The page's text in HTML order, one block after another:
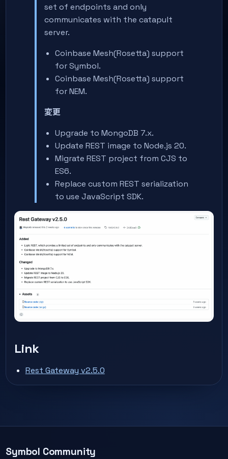
set of endpoints and only
communicates with the catapult
server.
Coinbase Mesh(Rosetta) support
for Symbol.
Coinbase Mesh(Rosetta) support
for NEM.
変更
Upgrade to MongoDB 7.x.
Update REST image to Node.js 20.
Migrate REST project from CJS to
ES6.
Replace custom REST serialization
to use JavaScript SDK.
Link
Rest Gateway v2.5.0
Symbol Community